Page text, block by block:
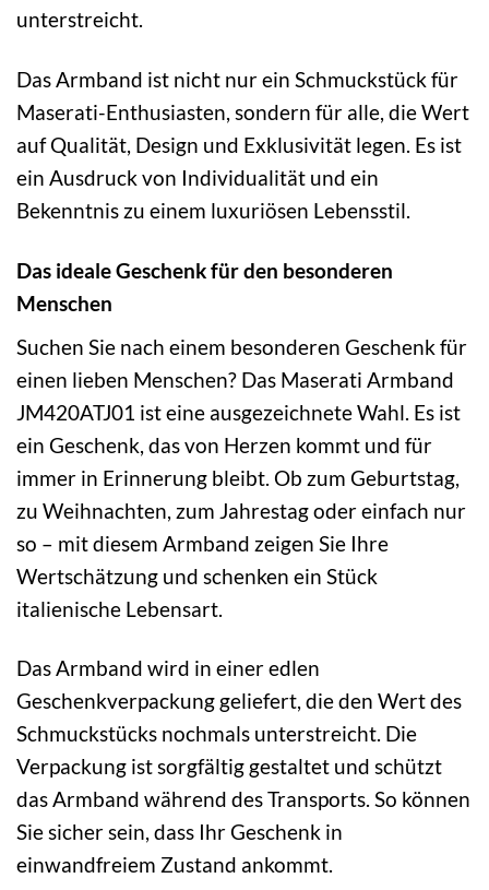
unterstreicht.
Das Armband ist nicht nur ein Schmuckstück für
Maserati-Enthusiasten, sondern für alle, die Wert
auf Qualität, Design und Exklusivität legen. Es ist
ein Ausdruck von Individualität und ein
Bekenntnis zu einem luxuriösen Lebensstil.
Das ideale Geschenk für den besonderen
Menschen
Suchen Sie nach einem besonderen Geschenk für
einen lieben Menschen? Das Maserati Armband
JM420ATJ01 ist eine ausgezeichnete Wahl. Es ist
ein Geschenk, das von Herzen kommt und für
immer in Erinnerung bleibt. Ob zum Geburtstag,
zu Weihnachten, zum Jahrestag oder einfach nur
so – mit diesem Armband zeigen Sie Ihre
Wertschätzung und schenken ein Stück
italienische Lebensart.
Das Armband wird in einer edlen
Geschenkverpackung geliefert, die den Wert des
Schmuckstücks nochmals unterstreicht. Die
Verpackung ist sorgfältig gestaltet und schützt
das Armband während des Transports. So können
Sie sicher sein, dass Ihr Geschenk in
einwandfreiem Zustand ankommt.